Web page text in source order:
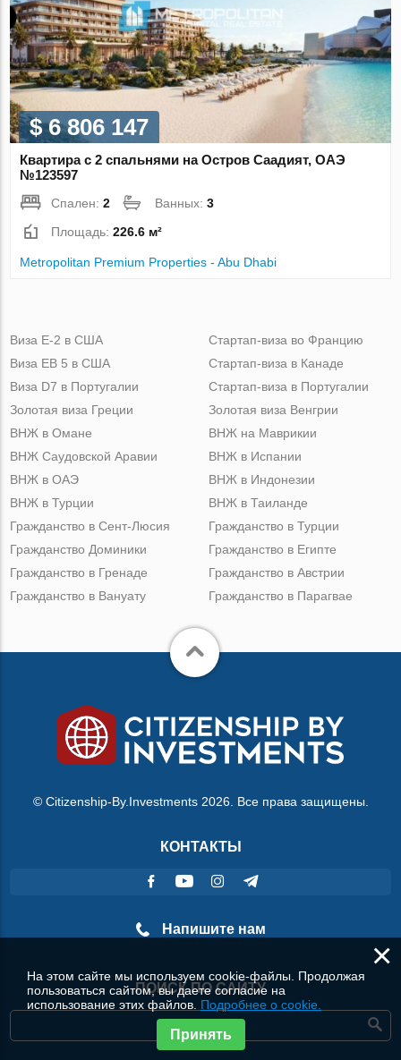
$ 6 806 147
Квартира с 2 спальнями на Остров Саадият, ОАЭ
№123597
Спален:2 Ванных:3
Площадь:226.6 м²
Metropolitan Premium Properties - Abu Dhabi
Виза Е-2 в США
Виза ЕВ 5 в США
Виза D7 в Португалии
Золотая виза Греции
Стартап-виза во Францию
Стартап-виза в Канаде
Стартап-виза в Португалии
Золотая виза Венгрии
ВНЖ в Омане
ВНЖ Саудовской Аравии
ВНЖ в ОАЭ
ВНЖ в Турции
ВНЖ на Маврикии
ВНЖ в Испании
ВНЖ в Индонезии
ВНЖ в Таиланде
Гражданство в Сент-Люсия
Гражданство Доминики
Гражданство в Гренаде
Гражданство в Вануату
Гражданство в Турции
Гражданство в Египте
Гражданство в Австрии
Гражданство в Парагвае
© Citizenship-By.Investments 2026. Все права защищены.
КОНТАКТЫ
Напишите нам
ПОИСК ПО САЙТУ
×
На этом сайте мы используем cookie-файлы. Продолжая
пользоваться сайтом, вы даете согласие на
использование этих файлов. Подробнее о cookie.
Принять